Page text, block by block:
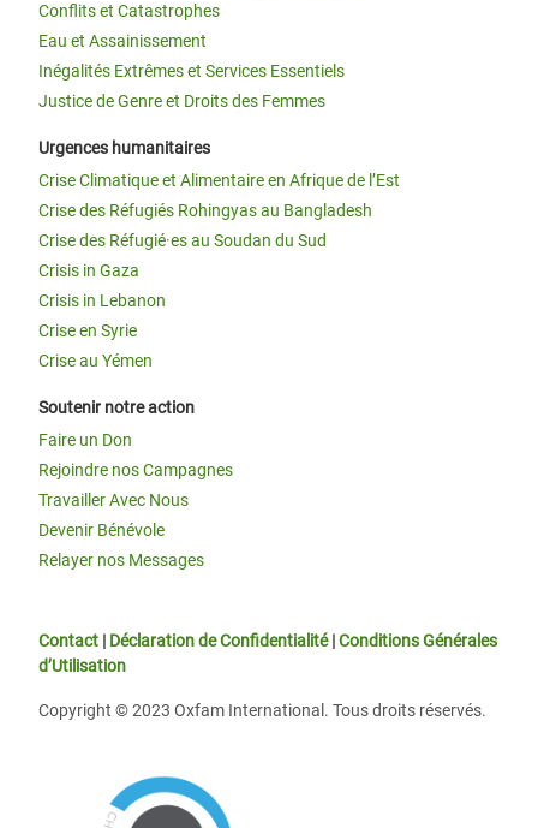
Conflits et Catastrophes
Eau et Assainissement
Inégalités Extrêmes et Services Essentiels
Justice de Genre et Droits des Femmes
Urgences humanitaires
Crise Climatique et Alimentaire en Afrique de l’Est
Crise des Réfugiés Rohingyas au Bangladesh
Crise des Réfugié·es au Soudan du Sud
Crisis in Gaza
Crisis in Lebanon
Crise en Syrie
Crise au Yémen
Soutenir notre action
Faire un Don
Rejoindre nos Campagnes
Travailler Avec Nous
Devenir Bénévole
Relayer nos Messages
Contact | Déclaration de Confidentialité|Conditions Générales
d’Utilisation
Copyright © 2023 Oxfam International. Tous droits réservés.